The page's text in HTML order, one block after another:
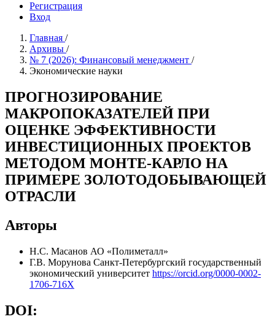
Регистрация
Вход
Главная /
Архивы /
№ 7 (2026): Финансовый менеджмент /
Экономические науки
ПРОГНОЗИРОВАНИЕ
МАКРОПОКАЗАТЕЛЕЙ ПРИ
ОЦЕНКЕ ЭФФЕКТИВНОСТИ
ИНВЕСТИЦИОННЫХ ПРОЕКТОВ
МЕТОДОМ МОНТЕ-КАРЛО НА
ПРИМЕРЕ ЗОЛОТОДОБЫВАЮЩЕЙ
ОТРАСЛИ
Авторы
Н.С. Масанов АО «Полиметалл»
Г.В. Морунова Санкт-Петербургский государственный
экономический университет https://orcid.org/0000-0002-
1706-716X
DOI: